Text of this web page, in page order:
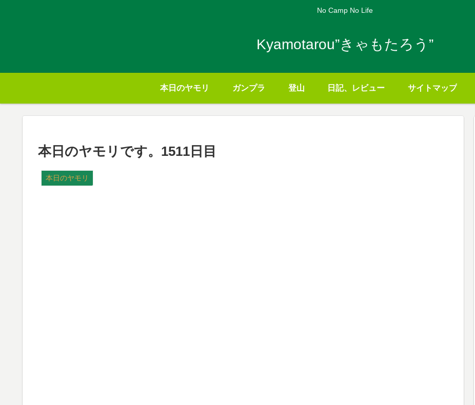
No Camp No Life
Kyamotarou”きゃもたろう”
本日のヤモリ ガンプラ 登山 日記、レビュー サイトマップ
本日のヤモリです。1511日目
本日のヤモリ